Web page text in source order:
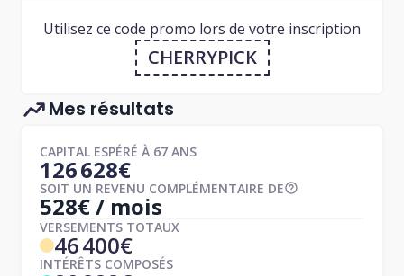
Utilisez ce code promo lors de votre inscription
CHERRYPICK
Mes résultats
CAPITAL ESPÉRÉ À 67 ANS
126 628€
SOIT UN REVENU COMPLÉMENTAIRE DE
528€ / mois
VERSEMENTS TOTAUX
46 400€
INTÉRÊTS COMPOSÉS